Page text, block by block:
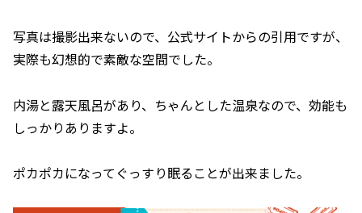
写真は撮影出来ないので、公式サイトからの引用ですが、
実際も幻想的で素敵な空間でした。
内湯と露天風呂があり、ちゃんとした温泉なので、効能も
しっかりありますよ。
ポカポカになってぐっすり眠ることが出来ました。